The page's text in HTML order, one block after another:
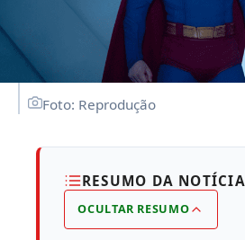
Foto: Reprodução
RESUMO DA NOTÍCIA
OCULTAR RESUMO